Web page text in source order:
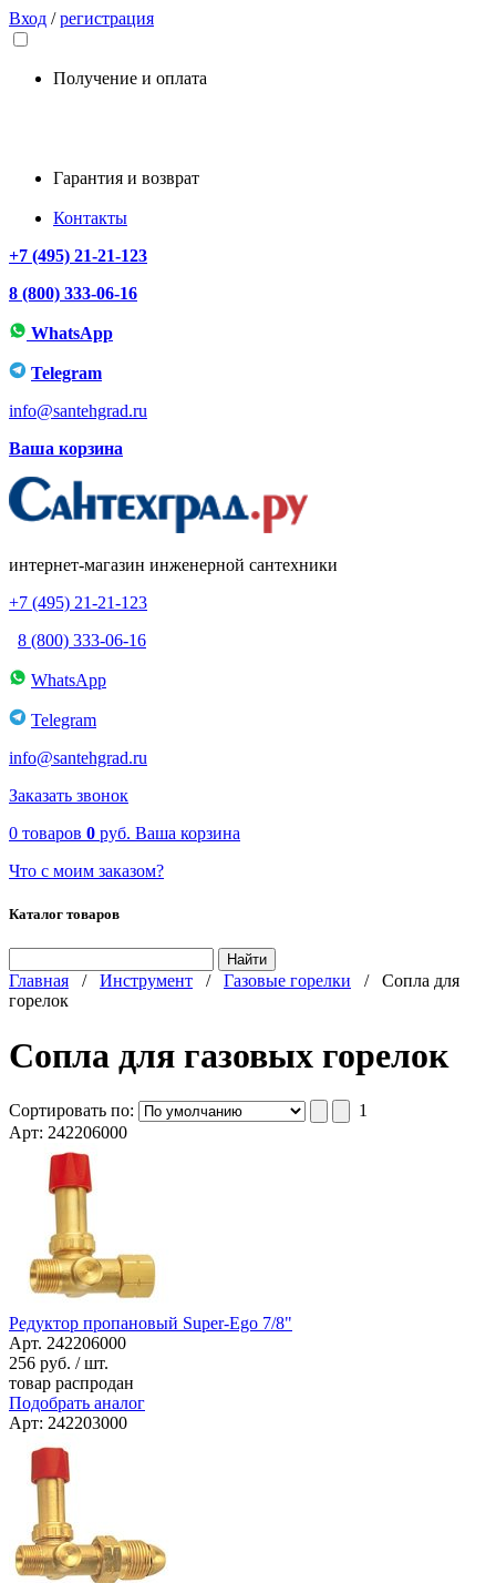
Вход /регистрация
Получение и оплата
Гарантия и возврат
Контакты
+7 (495) 21-21-123
8 (800) 333-06-16
WhatsApp
Telegram
info@santehgrad.ru
Ваша корзина
интернет-магазин инженерной сантехники
+7 (495) 21-21-123
8 (800) 333-06-16
WhatsApp
Telegram
info@santehgrad.ru
Заказать звонок
0 товаров 0 руб. Ваша корзина
Что с моим заказом?
Каталог товаров
Главная / Инструмент / Газовые горелки / Сопла для
горелок
Сопла для газовых горелок
Сортировать по:
1
Арт: 242206000
Редуктор пропановый Super-Ego 7/8"
Арт. 242206000
256 руб. / шт.
товар распродан
Подобрать аналог
Арт: 242203000